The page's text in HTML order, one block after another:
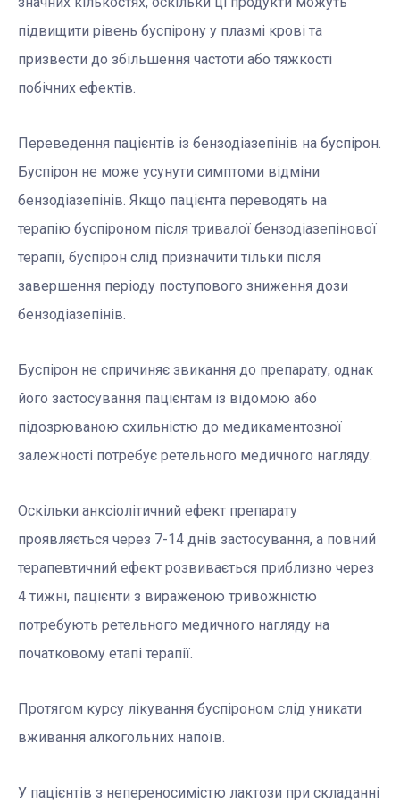
підвищити рівень буспірону у плазмі крові та
призвести до збільшення частоти або тяжкості
побічних ефектів.
Переведення пацієнтів із бензодіазепінів на буспірон.
Буспірон не може усунути симптоми відміни
бензодіазепінів. Якщо пацієнта переводять на
терапію буспіроном після тривалої бензодіазепінової
терапії, буспірон слід призначити тільки після
завершення періоду поступового зниження дози
бензодіазепінів.
Буспірон не спричиняє звикання до препарату, однак
його застосування пацієнтам із відомою або
підозрюваною схильністю до медикаментозної
залежності потребує ретельного медичного нагляду.
Оскільки анксіолітичний ефект препарату
проявляється через 7-14 днів застосування, а повний
терапевтичний ефект розвивається приблизно через
4 тижні, пацієнти з вираженою тривожністю
потребують ретельного медичного нагляду на
початковому етапі терапії.
Протягом курсу лікування буспіроном слід уникати
вживання алкогольних напоїв.
У пацієнтів з непереносимістю лактози при складанні